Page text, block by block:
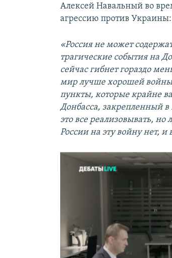
Алексей Навальный во
агрессию против Украины:
«Россия не может
трагические события на
сейчас гибнет гораздо
мир лучше хорошей
пункты, которые крайне
Донбасса, закрепленный
это все реализовывать,
России на эту войну нет, и